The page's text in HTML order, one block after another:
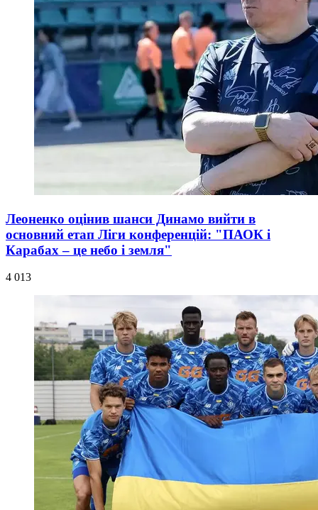
Леоненко оцінив шанси Динамо вийти в
основний етап Ліги конференцій: "ПАОК і
Карабах – це небо і земля"
4 013